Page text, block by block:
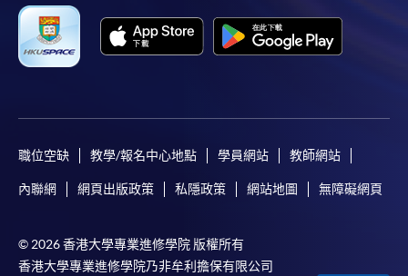
職位空缺 教學/報名中心地點 學員網站 教師網站
內聯網 網頁出版政策 私隱政策 網站地圖 無障礙網頁
© 2026 香港大學專業進修學院 版權所有
香港大學專業進修學院乃非牟利擔保有限公司